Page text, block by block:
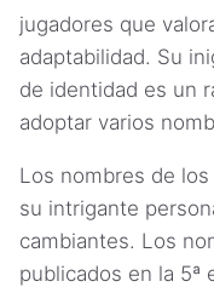
jugadores que
adaptabilidad. Su
de identidad es un
adoptar varios
Los nombres de
su intrigante
cambiantes. Los
publicados en la